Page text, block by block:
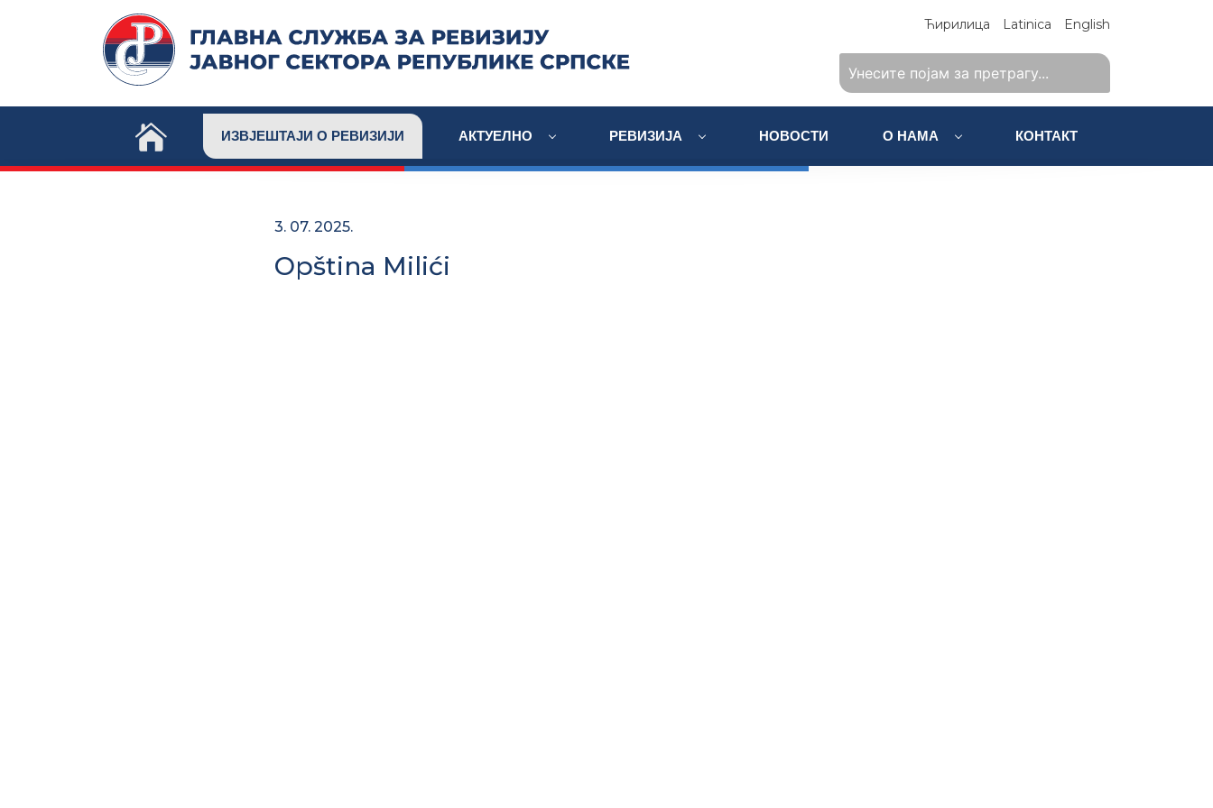
Ћирилица Latinica English
ИЗВЈЕШТАЈИ О РЕВИЗИЈИ АКТУЕЛНО РЕВИЗИЈА НОВОСТИ О НАМА КОНТАКТ
3. 07. 2025.
Opština Milići